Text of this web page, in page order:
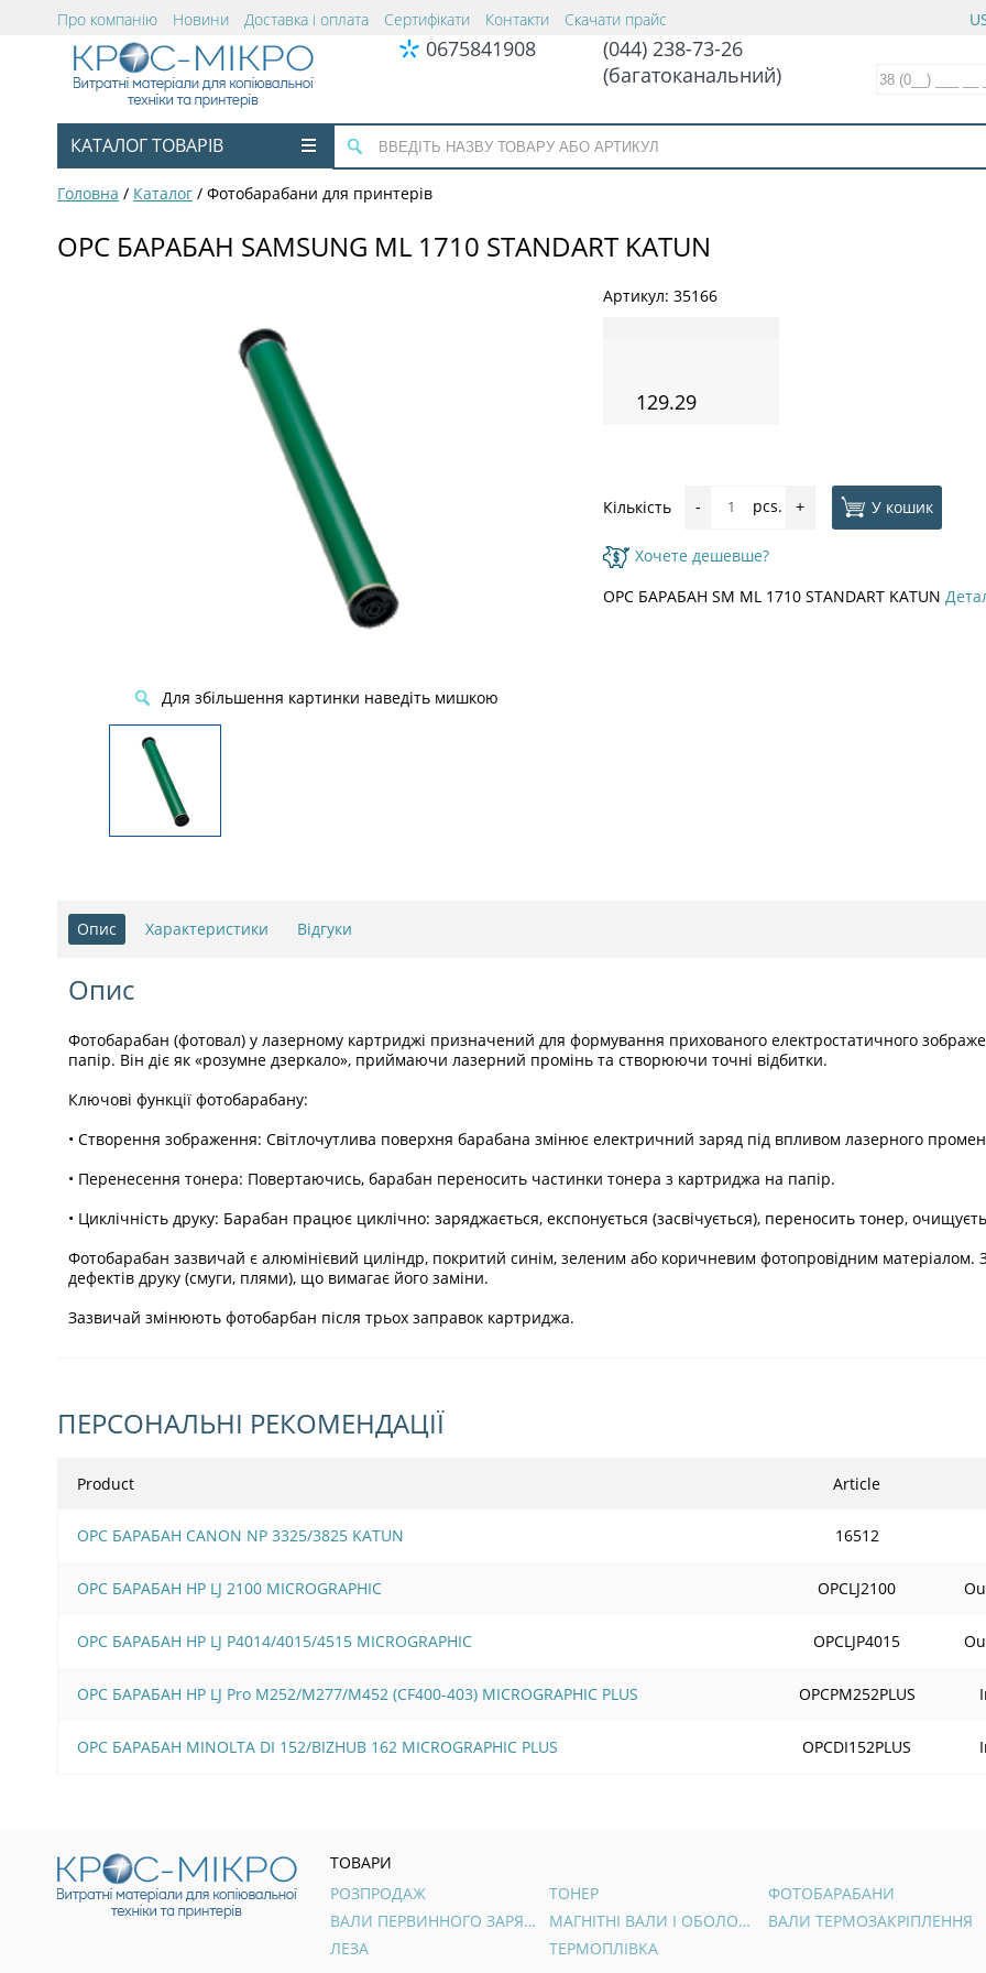
Про компанію Новини Доставка і оплата Сертифікати Контакти Скачати прайс
0675841908
(044) 238-73-26
(багатоканальний)
КАТАЛОГ ТОВАРІВ
Головна / Каталог / Фотобарабани для принтерів
OPC БАРАБАН SAMSUNG ML 1710 STANDART KATUN
Для збільшення картинки наведіть мишкою
Артикул: 35166
129.29
Кількість - pcs. + У кошик
Хочете дешевше?
OPC БАРАБАН SM ML 1710 STANDART KATUN
Опис Характеристики Відгуки
Опис
Фотобарабан (фотовал) у лазерному картриджі призначений для формування прихованого електростатичного
папір. Він діє як «розумне дзеркало», приймаючи лазерний промінь та створюючи точні відбитки.
Ключові функції фотобарабану:
• Створення зображення: Світлочутлива поверхня барабана змінює електричний заряд під впливом лазерного
• Перенесення тонера: Повертаючись, барабан переносить частинки тонера з картриджа на папір.
• Циклічність друку: Барабан працює циклічно: заряджається, експонується (засвічується), переносить тонер,
Фотобарабан зазвичай є алюмінієвий циліндр, покритий синім, зеленим або коричневим фотопровідним матеріалом.
дефектів друку (смуги, плями), що вимагає його заміни.
Зазвичай змінюють фотобарбан після трьох заправок картриджа.
ПЕРСОНАЛЬНІ РЕКОМЕНДАЦІЇ
Product Article
OPC БАРАБАН CANON NP 3325/3825 KATUN 16512
OPC БАРАБАН HP LJ 2100 MICROGRAPHIC OPCLJ2100
OPC БАРАБАН HP LJ P4014/4015/4515 MICROGRAPHIC OPCLJP4015
OPC БАРАБАН HP LJ Pro M252/M277/M452 (CF400-403) MICROGRAPHIC PLUS OPCPM252PLUS
OPC БАРАБАН MINOLTA DI 152/BIZHUB 162 MICROGRAPHIC PLUS OPCDI152PLUS
ТОВАРИ
РОЗПРОДАЖ
ТОНЕР
ФОТОБАРАБАНИ
ВАЛИ ПЕРВИННОГО ЗАРЯДУ
МАГНІТНІ ВАЛИ І ОБОЛОНКИ
ВАЛИ ТЕРМОЗАКРІПЛЕННЯ
ЛЕЗА
ТЕРМОПЛІВКА